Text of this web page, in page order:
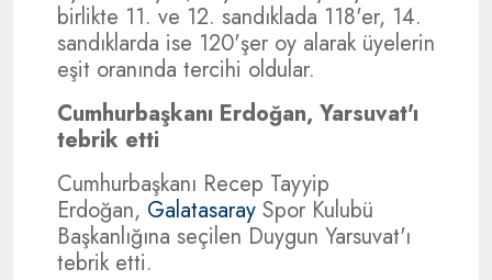
birlikte 11. ve 12. sandıklada 118'er, 14.
sandıklarda ise 120'şer oy alarak üyelerin
eşit oranında tercihi oldular.
Cumhurbaşkanı Erdoğan, Yarsuvat'ı
tebrik etti
Cumhurbaşkanı Recep Tayyip
Erdoğan, Galatasaray Spor Kulubü
Başkanlığına seçilen Duygun Yarsuvat'ı
tebrik etti.